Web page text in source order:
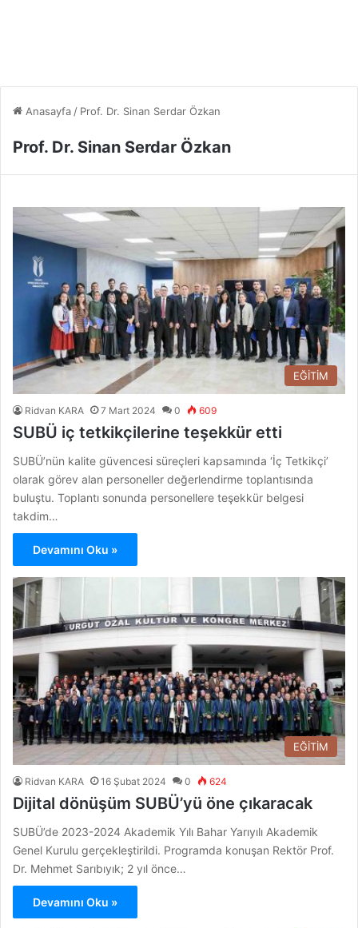
Anasayfa / Prof. Dr. Sinan Serdar Özkan
Prof. Dr. Sinan Serdar Özkan
EĞİTİM
Ridvan KARA 7 Mart 2024 0 609
SUBÜ iç tetkikçilerine teşekkür etti
SUBÜ’nün kalite güvencesi süreçleri kapsamında ‘İç Tetkikçi’
olarak görev alan personeller değerlendirme toplantısında
buluştu. Toplantı sonunda personellere teşekkür belgesi
takdim…
Devamını Oku »
EĞİTİM
Ridvan KARA 16 Şubat 2024 0 624
Dijital dönüşüm SUBÜ’yü öne çıkaracak
SUBÜ’de 2023-2024 Akademik Yılı Bahar Yarıyılı Akademik
Genel Kurulu gerçekleştirildi. Programda konuşan Rektör Prof.
Dr. Mehmet Sarıbıyık; 2 yıl önce…
Devamını Oku »